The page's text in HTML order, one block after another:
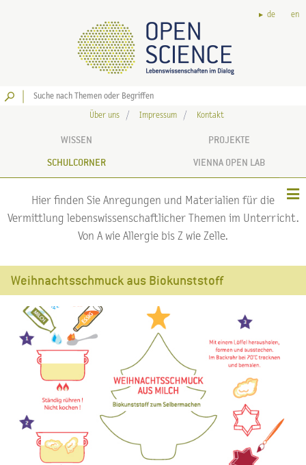
de en
Über uns Impressum Kontakt
WISSEN PROJEKTE
SCHULCORNER VIENNA OPEN LAB
Hier finden Sie Anregungen und Materialien für die
Vermittlung lebenswissenschaftlicher Themen im Unterricht.
Von A wie Allergie bis Z wie Zelle.
Weihnachtsschmuck aus Biokunststoff